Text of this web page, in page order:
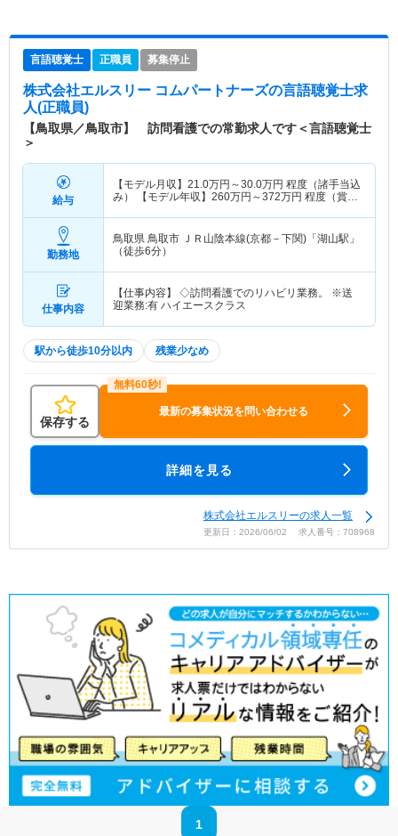
言語聴覚士 正職員 募集停止
株式会社エルスリー コムパートナーズの言語聴覚士求
人(正職員)
【鳥取県／鳥取市】 訪問看護での常勤求人です＜言語聴覚士
＞
給与
【モデル月収】 21.0万円～30.0万円 程度（諸手当込
み） 【モデル年収】 260万円～372万円 程度（賞与
勤務地
鳥取県 鳥取市 ＪＲ山陰本線(京都－下関)「湖山駅」
（徒歩6分）
仕事内容
【仕事内容】 ◇訪問看護でのリハビリ業務。 ※送
迎業務:有 ハイエースクラス
駅から徒歩10分以内 残業少なめ
保存する
最新の募集状況を問い合わせる
詳細を見る
株式会社エルスリーの求人一覧
更新日：2026/06/02 求人番号：708968
1